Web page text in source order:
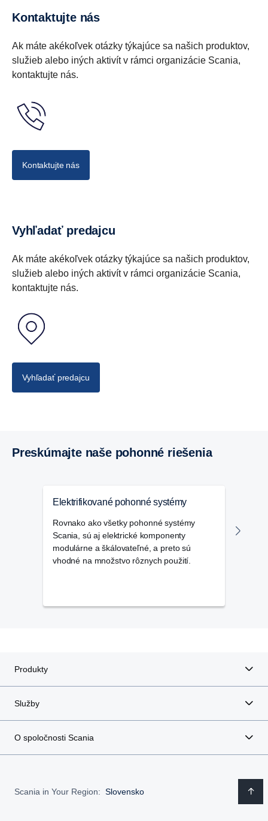
Kontaktujte nás
Ak máte akékoľvek otázky týkajúce sa našich produktov,
služieb alebo iných aktivít v rámci organizácie Scania,
kontaktujte nás.
Kontaktujte nás
Vyhľadať predajcu
Ak máte akékoľvek otázky týkajúce sa našich produktov,
služieb alebo iných aktivít v rámci organizácie Scania,
kontaktujte nás.
Vyhľadať predajcu
Preskúmajte naše pohonné riešenia
Elektrifikované pohonné systémy
Rovnako ako všetky pohonné systémy
Scania, sú aj elektrické komponenty
modulárne a škálovateľné, a preto sú
vhodné na množstvo rôznych použití.
Produkty
Služby
O spoločnosti Scania
Scania in Your Region: Slovensko